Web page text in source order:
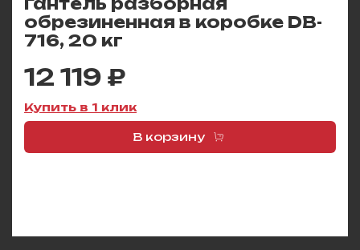
обрезиненная в коробке DB-
716, 20 кг
12 119 ₽
Купить в 1 клик
В корзину